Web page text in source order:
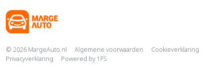
Copyright navigation
© 2026 MargeAuto.nl Algemene voorwaarden
Cookieverklaring
Privacyverklaring
Powered by 1FS